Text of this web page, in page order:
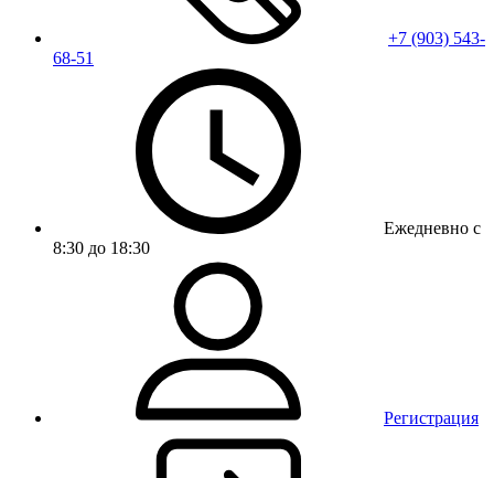
+7 (903) 543-
68-51
Ежедневно с
8:30 до 18:30
Регистрация